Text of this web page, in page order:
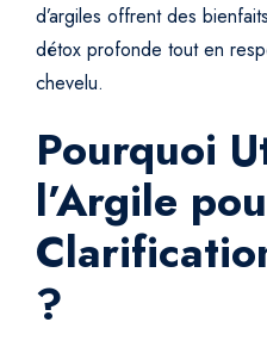
d’argiles offrent des
détox profonde tout en
chevelu.
Pourquoi
l’Argile
?